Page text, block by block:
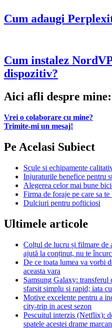
Cum adaugi
Cum instalez
dispozitiv?
Aici afli despre mine:
Vrei o colaborare cu mine?
Trimite-mi un mesaj!
Pe Acelasi Subiect
Scule si echipamente
Injuraturile benefice pentru
Alegerea celor mai bune
Firma de foraje pe care sa te
Dulciuri pentru pofticiosi
Ultimele articole
Colțul de lucru și filmare de
ajută la conținut, nu te
De ce toata lumea va vorbi
aceasta vara
Samsung Galaxy: transferul
sfarsit simplu si rapid; iata
Motive excelente pentru a
city-trip in acest sezon
Pescuitul interzis (Netflix):
spatele acestei drame